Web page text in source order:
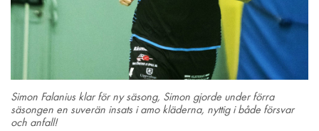
Simon Falanius klar för ny säsong, Simon gjorde under förra
säsongen en suverän insats i amo kläderna, nyttig i både försvar
och anfall!